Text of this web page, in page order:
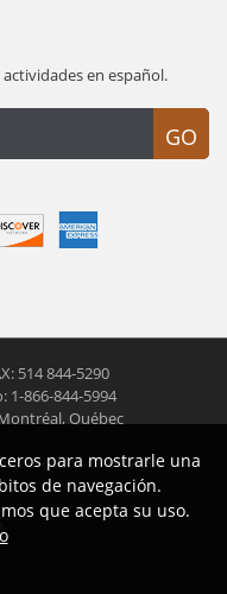
en español.
GO
514 844-5290
866-844-5994
Québec
derechos reservados
para mostrarle una
de navegación.
que acepta su uso.